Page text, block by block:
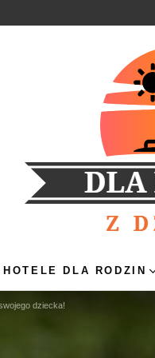
HOTELE DLA RODZIN
dziecka!